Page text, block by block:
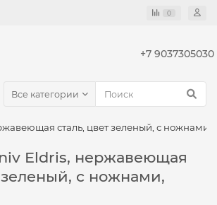
0
+7 9037305030
Все категории
сталь, цвет зеленый, с ножнами,
Eldris, нержавеющая
зеленый, с ножнами,